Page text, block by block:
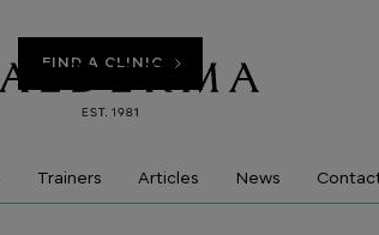
FIND A CLINIC
Trainers Articles News